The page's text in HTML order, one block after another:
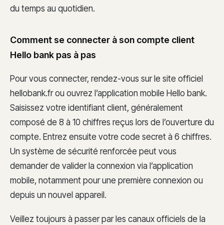
du temps au quotidien.
Comment se connecter à son compte client
Hello bank pas à pas
Pour vous connecter, rendez-vous sur le site officiel
hellobank.fr ou ouvrez l’application mobile Hello bank.
Saisissez votre identifiant client, généralement
composé de 8 à 10 chiffres reçus lors de l’ouverture du
compte. Entrez ensuite votre code secret à 6 chiffres.
Un système de sécurité renforcée peut vous
demander de valider la connexion via l’application
mobile, notamment pour une première connexion ou
depuis un nouvel appareil.
Veillez toujours à passer par les canaux officiels de la